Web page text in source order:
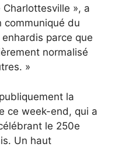
», a
communiqué du
parce que
normalisé
»
la
ce week-end, qui a
le 250e
Un haut